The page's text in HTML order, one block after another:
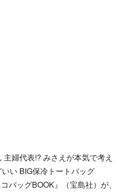
婦代表!? みさえが本気で考え
い BIG保冷トートバッグ
バッグBOOK』（宝島社）が、